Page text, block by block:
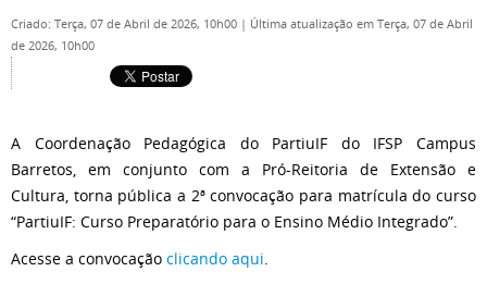
Criado: Terça, 07 de Abril de 2026, 10h00 | Última atualização em Terça, 07 de Abril
de 2026, 10h00
A Coordenação Pedagógica do PartiuIF do IFSP Campus
Barretos, em conjunto com a Pró-Reitoria de Extensão e
Cultura, torna pública a 2ª convocação para matrícula do curso
“PartiuIF: Curso Preparatório para o Ensino Médio Integrado”.
Acesse a convocação clicando aqui.